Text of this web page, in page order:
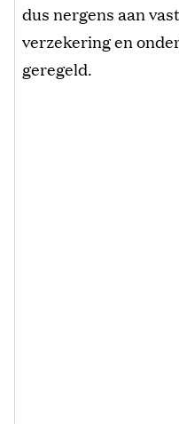
dus nergens aan
verzekering en
geregeld.